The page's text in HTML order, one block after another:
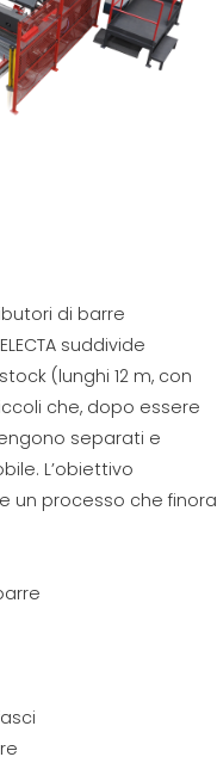
di barre
suddivide
(lunghi 12 m, con
che, dopo essere
separati e
L’obiettivo
un processo che finora